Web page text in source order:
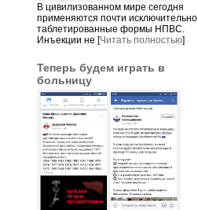
В цивилизованном мире сегодня
применяются почти исключительно
таблетированные формы НПВС.
Инъекции не [Читать полностью]
Теперь будем играть в
больницу